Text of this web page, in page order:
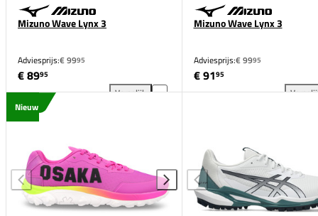
Mizuno Wave Lynx 3
Adviesprijs:€ 9995
€ 8995
Vergelijk
Mizuno Wave Lynx 3
Adviesprijs:€ 9995
€ 9195
Nieuw